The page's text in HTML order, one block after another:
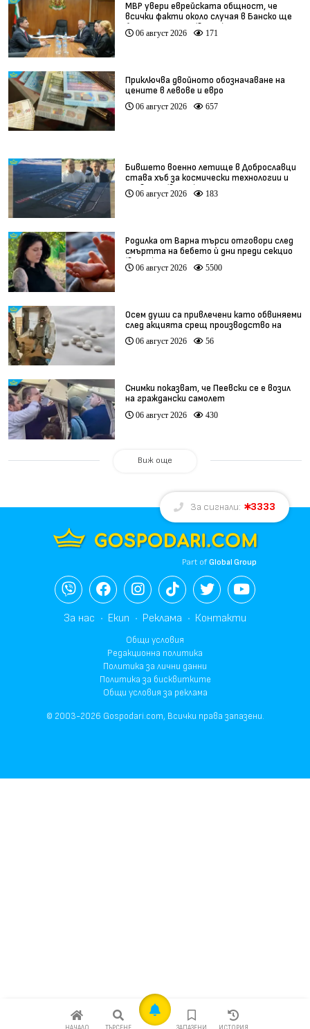
МВР увери еврейската общност, че
всички факти около случая в Банско ще
бъдат изяснени (видео)
06 август 2026 171
Приключва двойното обозначаване на
цените в левове и евро
06 август 2026 657
Бившето военно летище в Доброславци
става хъб за космически технологии и
иновации (видео)
06 август 2026 183
Родилка от Варна търси отговори след
смъртта на бебето ѝ дни преди секцио
(видео)
06 август 2026 5500
Осем души са привлечени като обвиняеми
след акцията срещ производство на
фентанил
06 август 2026 56
Снимки показват, че Пеевски се е возил
на граждански самолет
06 август 2026 430
Виж още
За сигнали: 3333
Part ofGlobal Group
За нас Екип Реклама Контакти
Общи условия
Редакционна политика
Политика за лични данни
Политика за бисквитките
Общи условия за реклама
© 2003-2026 Gospodari.com, Всички права запазени.